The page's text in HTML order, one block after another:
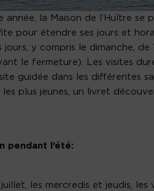
année, la Maison de l’Huître
pour étendre ses jours et
jours, y compris le dimanche,
le fermeture). Les visites
guidée dans les différentes
les plus jeunes, un livret
pendant l’été:
les mercredis et jeudis,